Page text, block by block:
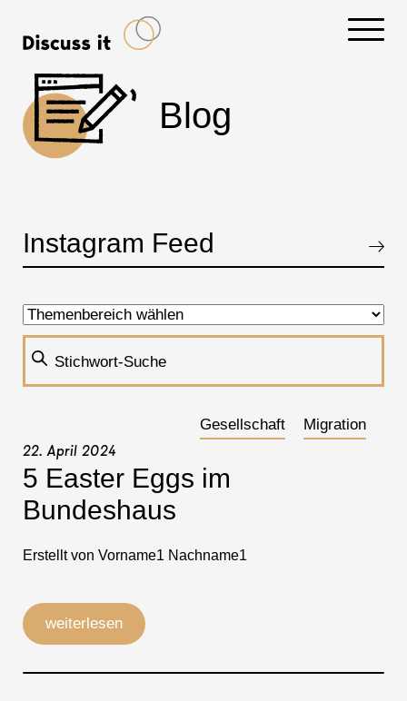
Blog
Instagram Feed
Akkordeon öffnen, bzw. schliessen
Gesellschaft
Migration
22. April 2024
5 Easter Eggs im
Bundeshaus
Erstellt von Vorname1 Nachname1
weiterlesen